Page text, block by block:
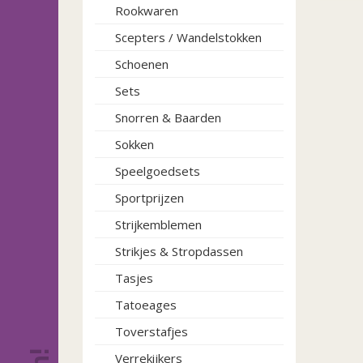
Rookwaren
Scepters / Wandelstokken
Schoenen
Sets
Snorren & Baarden
Sokken
Speelgoedsets
Sportprijzen
Strijkemblemen
Strikjes & Stropdassen
Tasjes
Tatoeages
Toverstafjes
Verrekijkers